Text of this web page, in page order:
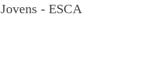
Jovens - ESCA